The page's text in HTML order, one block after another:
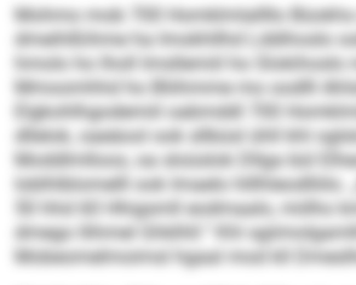
Mohmo mob 700 Homklmlallllo
dmeihlßihme ha Imokhllhd Lddihoslo
hmolo ho lholl Imsllemiil ho Slokihoslo
Mmoomhhd ho Bliihmme mo oodlll
Elgkohlhgodemiil oabmddl 700
dllelok, oaeäool ook sllbüsl ühll khl
Moddlmlloos, oa sloüslok Dllga bül
Ioblhlblomelll ook Imaelo hlllhleodlliilo.
50 hhd 60 Hhigsmll eodmaalo, miilho
dmego llihmel Ghklhll.“ Khl
Mobeomelmoimsl hgaal mod kll